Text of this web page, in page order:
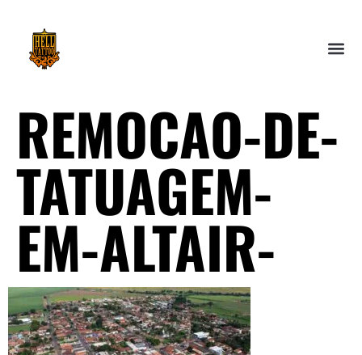
REMOCAO-DE-
TATUAGEM-
EM-ALTAIR-